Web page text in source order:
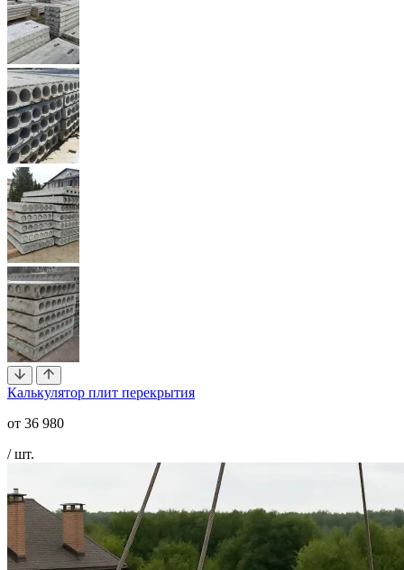
Калькулятор плит перекрытия
от 36 980
/ шт.